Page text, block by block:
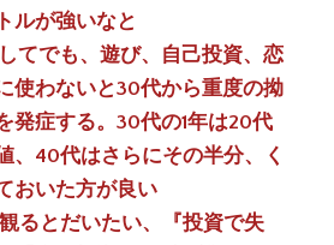
ルが強いなと
てでも、遊び、自己投資、恋
使わないと30代から重度の拗
発症する。30代の1年は20代
、40代はさらにその半分、く
おいた方が良い
るとだいたい、『投資で失